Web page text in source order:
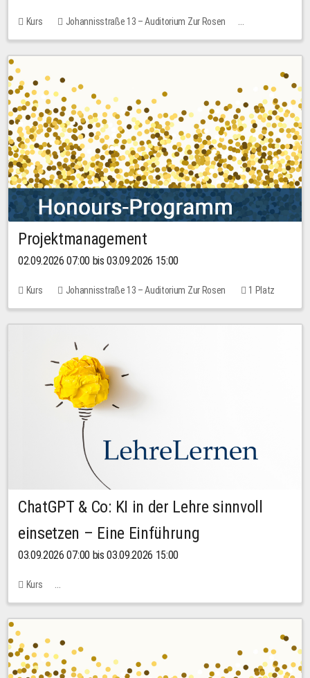
Kurs
Johannisstraße 13 – Auditorium Zur Rosen
Keine freien Plätze
30,00 EUR
Projektmanagement
02.09.2026 07:00 bis 03.09.2026 15:00
Kurs Johannisstraße 13 – Auditorium Zur Rosen 1 Platz
ChatGPT & Co: KI in der Lehre sinnvoll
einsetzen – Eine Einführung
03.09.2026 07:00 bis 03.09.2026 15:00
Kurs
Bachstraße 18k - SR 102 (Seminarraum Servicestelle LehreLernen)